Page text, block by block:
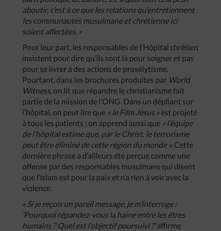
aboutir, c’est à ce que les relations qu’entretiennent
les communautés musulmane et chrétienne ici
soient affectées. »
Pour leur part, les responsables de l’Hôpital chrétien
insistent pour dire qu’ils sont là pour soigner et pas
pour se livrer à des actions de prosélytisme.
Pourtant, dans les brochures produites par World
Witness, on lit que répandre le christianisme fait
partie de la mission de l’ONG. Dans un dépliant sur
l’hôpital, on peut lire que « le Film Jésus » est projeté
à tous les patients ; on apprend aussi que « l’équipe
de l’hôpital estime que, par le Christ, le terrorisme
peut être éliminé de cette région du monde ». Cette
dernière phrase a d’ailleurs été perçue comme une
offense par des responsables musulmans qui disent
que l’islam est pour la paix et n’a rien à voir avec la
violence.
« Si je reçois un pareil message, je m’interroge :
‘Pourquoi répandez-vous la haine entre les êtres
humains ? Quel est l’objectif poursuivi ?’affirme